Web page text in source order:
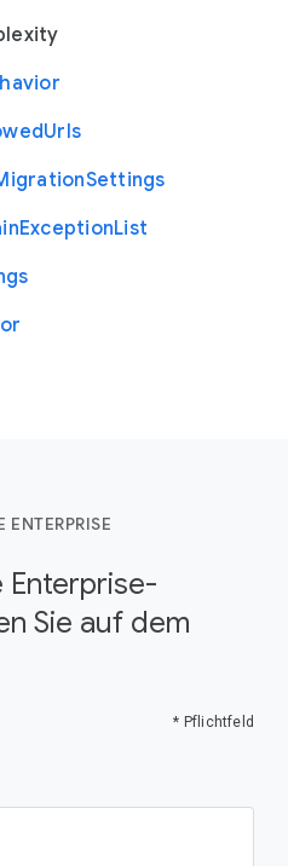
Urls
Settings
ExceptionList
Enterprise-
Sie auf dem
* Pflichtfeld